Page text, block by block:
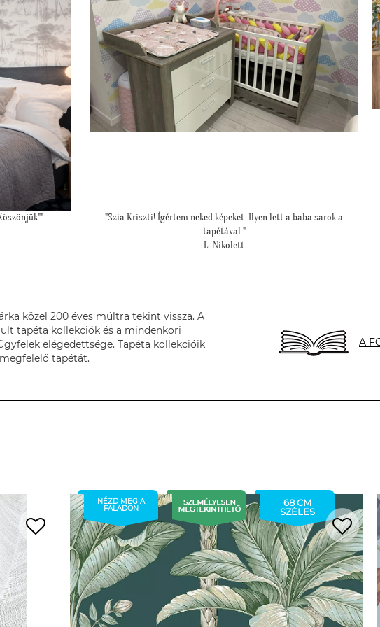
baba sarok a
"Elkészültünk, szuper lett. :)"
R. Viktória
közel 200 éves múltra tekint vissza. A
tapéta kollekciók és a mindenkori
elégedettsége. Tapéta kollekcióik
tapétát.
A
NÉZD MEG A
FALADON
68 CM
SZÉLES